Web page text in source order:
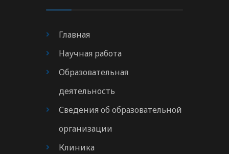
Главная
Научная работа
Образовательная
деятельность
Сведения об образовательной
организации
Клиника